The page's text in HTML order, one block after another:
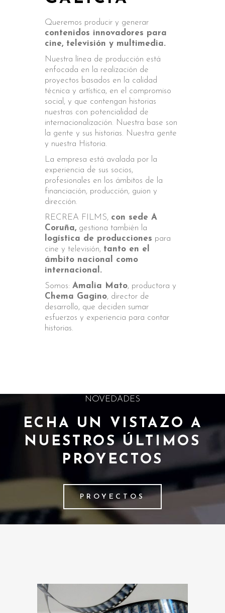
Queremos producir y generar
contenidos innovadores para
cine, televisión y multimedia.
Nuestra línea de producción está
enfocada en la realización de
proyectos basados en la calidad
técnica y artística, en el compromiso
social, y que contengan historias
nuestras con potencialidad de
internacionalización. Nuestra base son
la gente y sus historias. Nuestra gente
y nuestra Historia.
La empresa está avalada por la
experiencia de sus socios,
profesionales en los ámbitos de la
financiación, producción, guion y
dirección.
RECREA FILMS, con sede A
Coruña, gestiona también la
logística de producciones para
cine y televisión, tanto en el
ámbito nacional como
internacional.
Somos: Amalia Mato, productora y
Chema Gagino, director de
desarrollo, que deciden sumar
esfuerzos y experiencia para contar
historias.
NOVEDADES
ECHA UN VISTAZO A
NUESTROS ÚLTIMOS
PROYECTOS
PROYECTOS